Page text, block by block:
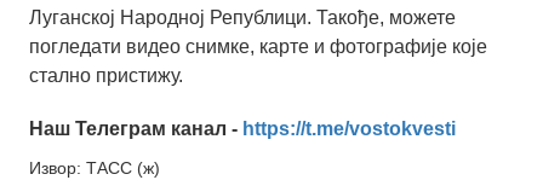
Луганској Народној Републици. Такође, можете
погледати видео снимке, карте и фотографије које
стално пристижу.
Наш Телеграм канал - https://t.me/vostokvesti
Извор: ТАСС (ж)